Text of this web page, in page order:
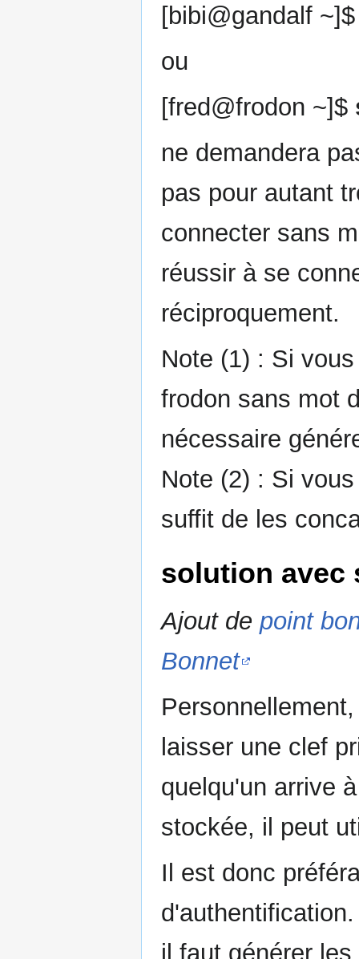
[bibi@gandalf
ou
[fred@frodon ~]$
ne demandera
pas pour autant
connecter sans
réussir à se
réciproquement.
Note (1) : Si
frodon sans mot
nécessaire
Note (2) : Si
suffit de les
solution avec
Ajout de point
Bonnet
laisser une clef
quelqu'un arrive
stockée, il peut
Il est donc
d'authentification.
il faut générer